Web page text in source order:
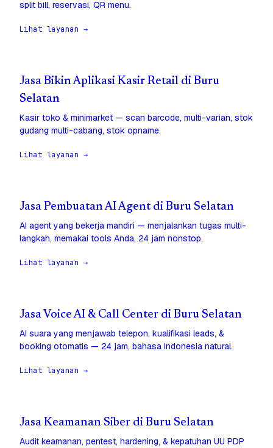
split bill, reservasi, QR menu.
Lihat layanan →
Jasa Bikin Aplikasi Kasir Retail di Buru
Selatan
Kasir toko & minimarket — scan barcode, multi-varian, stok
gudang multi-cabang, stok opname.
Lihat layanan →
Jasa Pembuatan AI Agent di Buru Selatan
AI agent yang bekerja mandiri — menjalankan tugas multi-
langkah, memakai tools Anda, 24 jam nonstop.
Lihat layanan →
Jasa Voice AI & Call Center di Buru Selatan
AI suara yang menjawab telepon, kualifikasi leads, &
booking otomatis — 24 jam, bahasa Indonesia natural.
Lihat layanan →
Jasa Keamanan Siber di Buru Selatan
Audit keamanan, pentest, hardening, & kepatuhan UU PDP